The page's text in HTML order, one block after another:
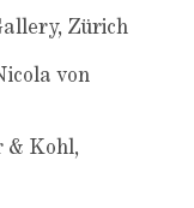
Zürich
von
& Kohl,